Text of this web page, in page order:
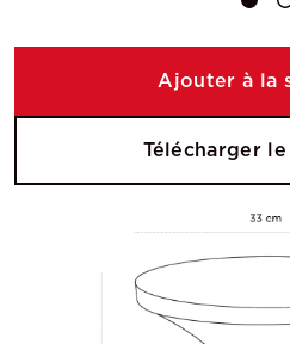
Ajouter à la
Télécharger